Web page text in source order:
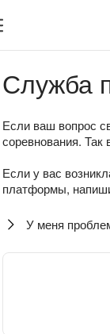
Служба
Если ваш вопрос
соревнования. Так
Если у вас
платформы,
У меня